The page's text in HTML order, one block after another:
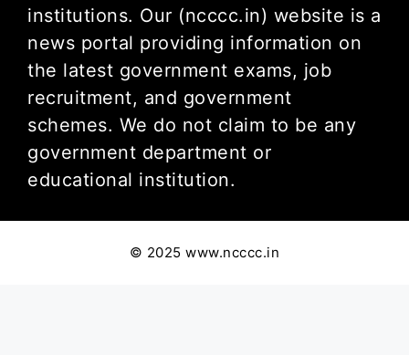
institutions. Our (ncccc.in) website is a
news portal providing information on
the latest government exams, job
recruitment, and government
schemes. We do not claim to be any
government department or
educational institution.
© 2025 www.ncccc.in